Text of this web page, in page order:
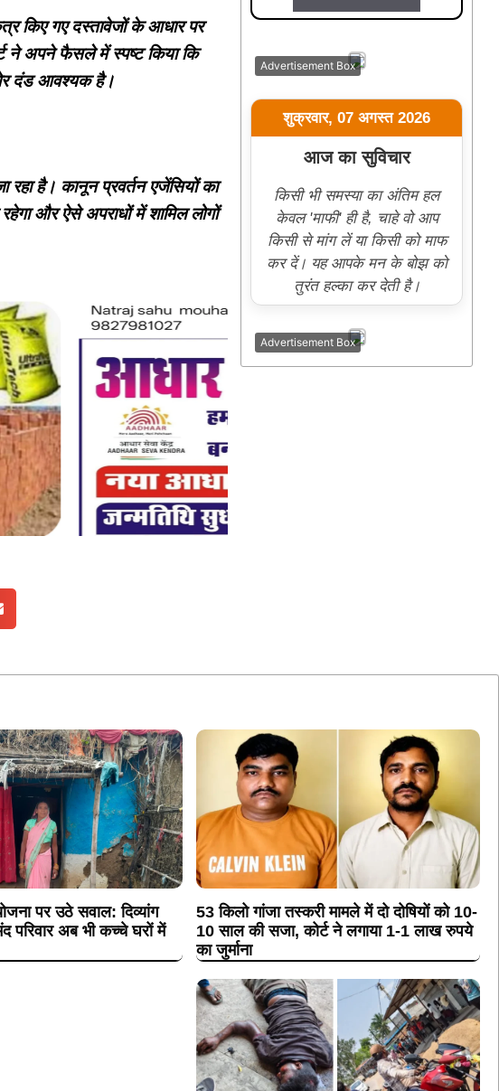
किए गए दस्तावेजों के आधार पर
ने अपने फैसले में स्पष्ट किया कि
दंड आवश्यक है।
है। कानून प्रवर्तन एजेंसियों का
और ऐसे अपराधों में शामिल लोगों
Advertisement Box
शुक्रवार, 07 अगस्त 2026
आज का सुविचार
किसी भी समस्या का अंतिम हल
केवल 'माफी' ही है, चाहे वो आप
किसी से मांग लें या किसी को माफ
कर दें। यह आपके मन के बोझ को
तुरंत हल्का कर देती है।
Advertisement Box
पर उठे सवाल: दिव्यांग
अब भी कच्चे घरों में
53 किलो गांजा तस्करी मामलेमें दो दोषियों को 10-
10 साल की सजा, कोर्ट ने लगाया 1-1 लाख रुपये
का जुर्माना